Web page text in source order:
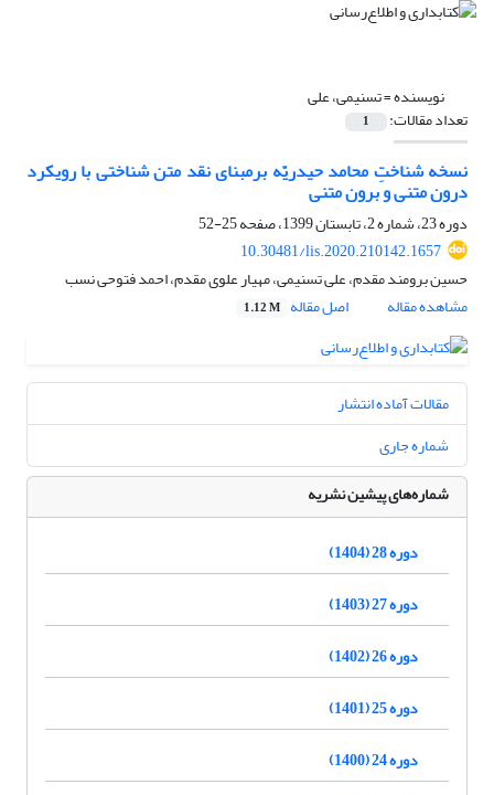
نویسنده =تسنیمی، علی
تعداد مقالات: 1
نسخه شناختِ محامد حیدریّه برمبنای نقد متن شناختی با رویکرد
درون متنی و برون متنی
دوره 23، شماره 2، تابستان 1399، صفحه
25-52
10.30481/lis.2020.210142.1657
حسین برومند مقدم، علی تسنیمی، مهیار علوی مقدم، احمد فتوحی نسب
مشاهده مقاله
اصل مقاله 1.12 M
مقالات آماده انتشار
شماره جاری
شماره‌های پیشین نشریه
دوره 28 (1404)
دوره 27 (1403)
دوره 26 (1402)
دوره 25 (1401)
دوره 24 (1400)